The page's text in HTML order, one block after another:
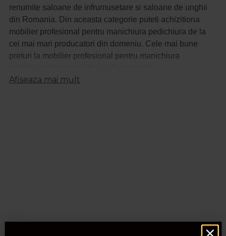
renumite saloane de infrumusetare si saloane de unghii
din Romania. Din aceasta categorie puteti achizitiona
mobilier profesional pentru manichiura pedichiura de la
cei mai mari producatori din domeniu. Cele mai bune
preturi la mobilier profesional pentru manichiura
Afiseaza mai mult